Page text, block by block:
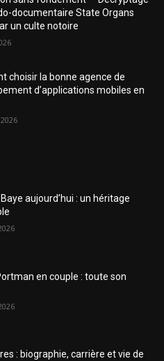
documentaire State Organs
un culte notoire
choisir la bonne agence de
d’applications mobiles en
aujourd’hui : un héritage
en couple : toute son
: biographie, carrière et vie de